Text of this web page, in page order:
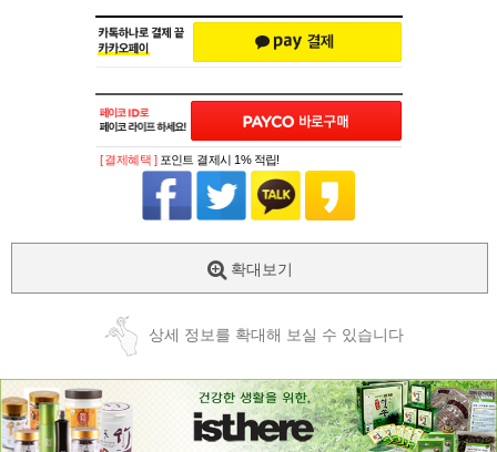
[ 결제혜택 ] 포인트 결제시 1% 적립!
확대보기
상세 정보를 확대해 보실 수 있습니다